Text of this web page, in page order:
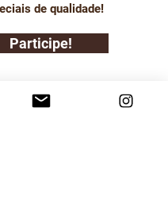
de qualidade!
Participe!